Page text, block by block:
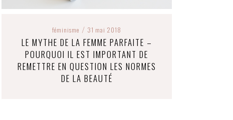
féminisme / 31 mai 2018
LE MYTHE DE LA FEMME PARFAITE –
POURQUOI IL EST IMPORTANT DE
REMETTRE EN QUESTION LES NORMES
DE LA BEAUTÉ